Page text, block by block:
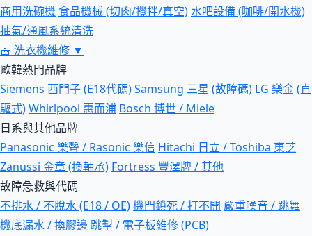
商用洗碗機 食品機械 (切肉/攪拌/真空)水吧設備 (咖啡/開水機)
抽氣/通風系統清洗
🧺 洗衣機維修 ▼
歐韓熱門品牌
Siemens 西門子 (E18代碼)Samsung 三星 (故障碼) LG 樂金 (直
驅式)Whirlpool 惠而浦 Bosch 博世 / Miele
日系與其他品牌
Panasonic 樂聲 / Rasonic 樂信 Hitachi 日立 / Toshiba 東芝
Zanussi 金章 (換軸承) Fortress 豐澤牌 / 其他
故障急救與代碼
不排水 / 不脫水 (E18 / OE)機門鎖死 / 打不開 嚴重噪音 / 跳舞
機底漏水 / 換膠邊跳掣 / 電子板維修 (PCB)